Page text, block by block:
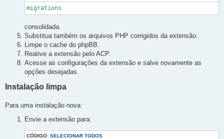
migrations
consolidada.
Substitua também os arquivos PHP corrigidos da extensão.
Limpe o cache do phpBB.
Reative a extensão pelo ACP.
Acesse as configurações da extensão e salve novamente as
opções desejadas.
Instalação limpa
Para uma instalação nova:
Envie a extensão para:
CÓDIGO: SELECIONAR TODOS